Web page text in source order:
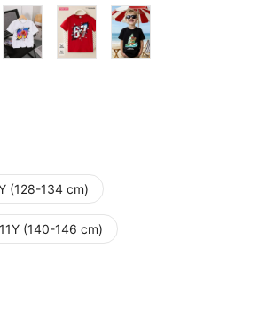
(128-134 cm)
11Y (140-146 cm)